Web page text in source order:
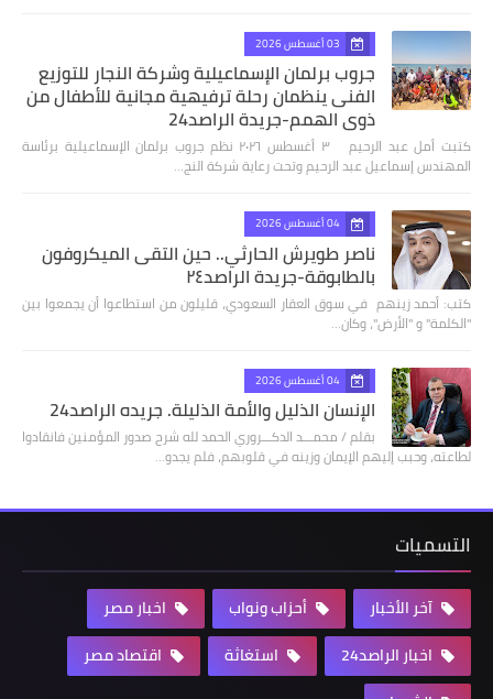
03 أغسطس 2026
جروب برلمان الإسماعيلية وشركة النجار للتوزيع
الفنى ينظمان رحلة ترفيهية مجانية للأطفال من
ذوي الهمم-جريدة الراصد24
كتبت أمل عبد الرحيم ٣ أغسطس ٢٠٢٦ نظم جروب برلمان الإسماعيلية برئاسة
المهندس إسماعيل عبد الرحيم وتحت رعاية شركة النج…
04 أغسطس 2026
ناصر طويرش الحارثي.. حين التقى الميكروفون
بالطابوقة-جريدة الراصد٢٤
كتب: أحمد زينهم في سوق العقار السعودي، قليلون من استطاعوا أن يجمعوا بين
"الكلمة" و "الأرض"، وكان…
04 أغسطس 2026
الإنسان الذليل والأمة الذليلة. جريده الراصد24
بقلم / محمـــد الدكـــروري الحمد لله شرح صدور المؤمنين فانقادوا
لطاعته، وحبب إليهم الإيمان وزينه في قلوبهم، فلم يجدو…
التسميات
آخر الأخبار أحزاب ونواب
اخبار مصر
اخبار الراصد24
استغاثة
اقتصاد مصر